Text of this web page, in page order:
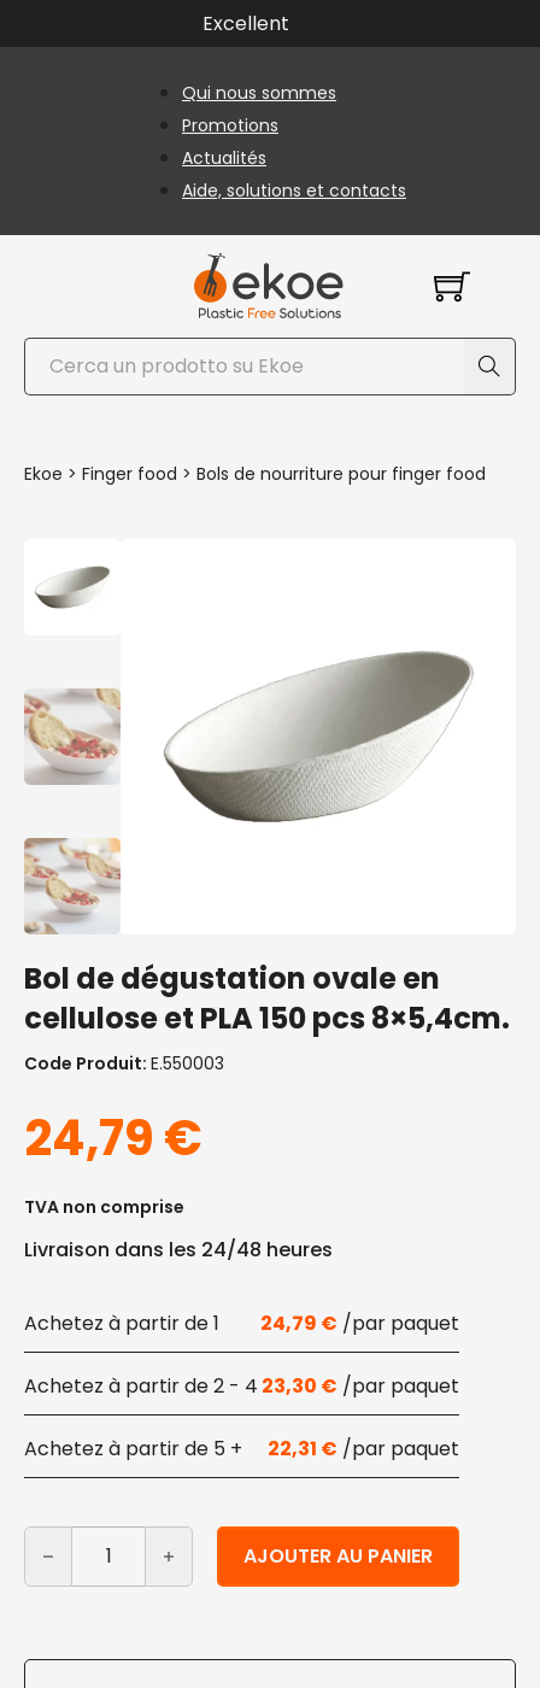
Passer au contenu principal
Passer au pied de page
Excellent
Qui nous sommes
Promotions
Actualités
Aide, solutions et contacts
Rechercher
Ekoe > Finger food > Bols de nourriture pour finger food
Bol de dégustation ovale en
cellulose et PLA 150 pcs 8×5,4cm.
Code Produit: E.550003
24,79€
TVA non comprise
Livraison dans les 24/48 heures
1 24,79 €
2 - 4 23,30 €
5 + 22,31 €
quantité de Bol de dégustation ovale en cellulose et
AJOUTER AU PANIER
Alternative: